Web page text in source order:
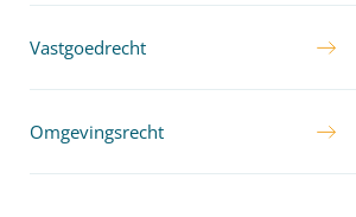
Vastgoedrecht
Omgevingsrecht